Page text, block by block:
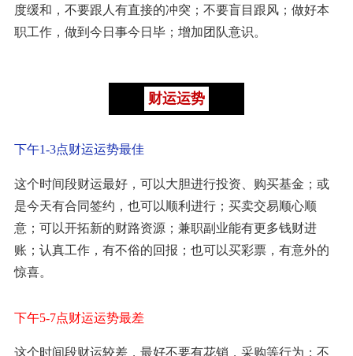
度缓和，不要跟人有直接的冲突；不要盲目跟风；做好本
职工作，做到今日事今日毕；增加团队意识。
财运运势
下午1-3点财运运势最佳
这个时间段财运最好，可以大胆进行投资、购买基金；或
是今天有合同签约，也可以顺利进行；买卖交易顺心顺
意；可以开拓新的财路资源；兼职副业能有更多钱财进
账；认真工作，有不俗的回报；也可以买彩票，有意外的
惊喜。
下午5-7点财运运势最差
这个时间段财运较差，最好不要有花销，采购等行为；不